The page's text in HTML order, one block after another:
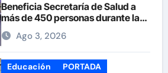
Beneficia Secretaría de Salud a
más de 450 personas durante la
Feria de la Salud en la Plaza de
ArmasAgo 3, 2026
Educación PORTADA